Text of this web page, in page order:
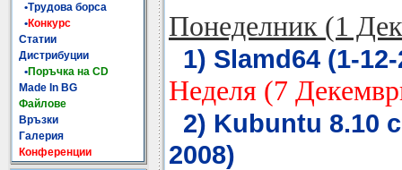
•Трудова борса
•Конкурс
Статии
Дистрибуции
•Поръчка на CD
Made In BG
Файлове
Връзки
Галерия
Конференции
Понеделник (1
1) Slamd64 (1-
Неделя (7
2) Kubuntu 8.10
2008)